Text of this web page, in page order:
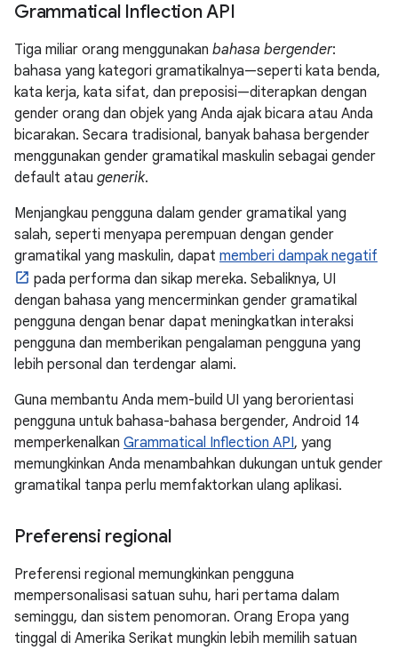
Grammatical Inflection API
Tiga miliar orang menggunakan bahasa bergender:
bahasa yang kategori gramatikalnya—seperti kata benda,
kata kerja, kata sifat, dan preposisi—diterapkan dengan
gender orang dan objek yang Anda ajak bicara atau Anda
bicarakan. Secara tradisional, banyak bahasa bergender
menggunakan gender gramatikal maskulin sebagai gender
default atau generik.
Menjangkau pengguna dalam gender gramatikal yang
salah, seperti menyapa perempuan dengan gender
gramatikal yang maskulin, dapat memberi dampak negatif
pada performa dan sikap mereka. Sebaliknya, UI
dengan bahasa yang mencerminkan gender gramatikal
pengguna dengan benar dapat meningkatkan interaksi
pengguna dan memberikan pengalaman pengguna yang
lebih personal dan terdengar alami.
Guna membantu Anda mem-build UI yang berorientasi
pengguna untuk bahasa-bahasa bergender, Android 14
memperkenalkan Grammatical Inflection API, yang
memungkinkan Anda menambahkan dukungan untuk gender
gramatikal tanpa perlu memfaktorkan ulang aplikasi.
Preferensi regional
Preferensi regional memungkinkan pengguna
mempersonalisasi satuan suhu, hari pertama dalam
seminggu, dan sistem penomoran. Orang Eropa yang
tinggal di Amerika Serikat mungkin lebih memilih satuan